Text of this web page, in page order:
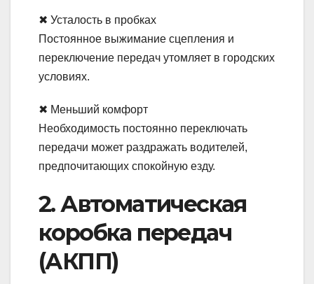
✖ Усталость в пробках
Постоянное выжимание сцепления и
переключение передач утомляет в городских
условиях.
✖ Меньший комфорт
Необходимость постоянно переключать
передачи может раздражать водителей,
предпочитающих спокойную езду.
2. Автоматическая
коробка передач
(АКПП)